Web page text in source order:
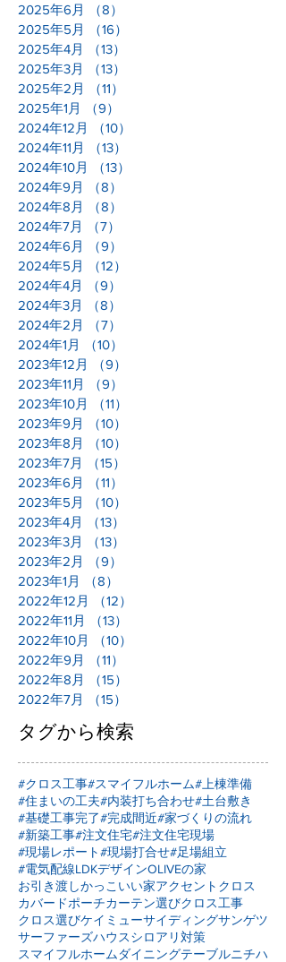
2025年6月
（8）
2025年5月
（16）
2025年4月
（13）
2025年3月
（13）
2025年2月
（11）
2025年1月
（9）
2024年12月
（10）
2024年11月
（13）
2024年10月
（13）
2024年9月
（8）
2024年8月
（8）
2024年7月
（7）
2024年6月
（9）
2024年5月
（12）
2024年4月
（9）
2024年3月
（8）
2024年2月
（7）
2024年1月
（10）
2023年12月
（9）
2023年11月
（9）
2023年10月
（11）
2023年9月
（10）
2023年8月
（10）
2023年7月
（15）
2023年6月
（11）
2023年5月
（10）
2023年4月
（13）
2023年3月
（13）
2023年2月
（9）
2023年1月
（8）
2022年12月
（12）
2022年11月
（13）
2022年10月
（10）
2022年9月
（11）
2022年8月
（15）
2022年7月
（15）
タグから検索
#クロス工事#スマイフルホーム#上棟準備
#住まいの工夫#内装打ち合わせ#土台敷き
#基礎工事完了#完成間近#家づくりの流れ
#新築工事#注文住宅#注文住宅現場
#現場レポート#現場打合せ#足場組立
#電気配線LDKデザインOLIVEの家
お引き渡しかっこいい家アクセントクロス
カバードポーチカーテン選びクロス工事
クロス選びケイミューサイディングサンゲツ
サーファーズハウスシロアリ対策
スマイフルホームダイニングテーブルニチハ